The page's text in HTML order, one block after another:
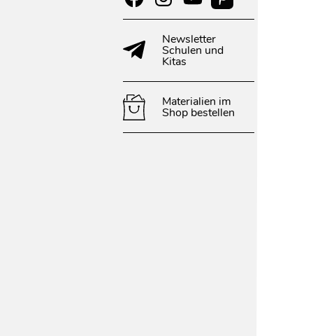
Newsletter
Schulen und
Kitas
Materialien im
Shop bestellen